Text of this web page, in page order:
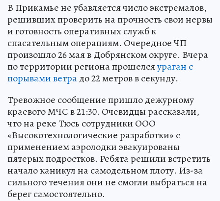
В Прикамье не убавляется число экстремалов,
решивших проверить на прочность свои нервы
и готовность оперативных служб к
спасательным операциям. Очередное ЧП
произошло 26 мая в Добрянском округе. Вчера
по территории региона прошелсяураган с
порывами ветрадо 22 метров в секунду.
Тревожное сообщение пришло дежурному
краевого МЧС в 21:30. Очевидцы рассказали,
что на реке Тюсь сотрудники ООО
«Высокотехнологические разработки» с
применением аэролодки эвакуированы
пятерых подростков. Ребята решили встретить
начало каникул на самодельном плоту. Из-за
сильного течения они не смогли выбраться на
берег самостоятельно.